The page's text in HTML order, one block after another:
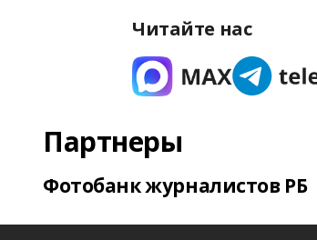
Читайте нас
Партнеры
Фотобанк журналистов РБ